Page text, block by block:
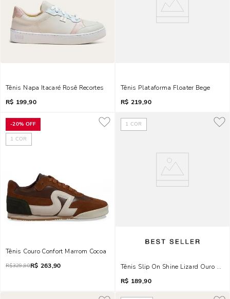
Tênis Napa Itacaré Rosê Recortes
R$ 199,90
Tênis Plataforma Floater Bege
R$ 219,90
-20% OFF
1 COR
Tênis Couro Confort Marrom Cocoa
R$329,90R$ 263,90
1 COR
Tênis Slip On Shine Lizard Ouro
R$ 189,90